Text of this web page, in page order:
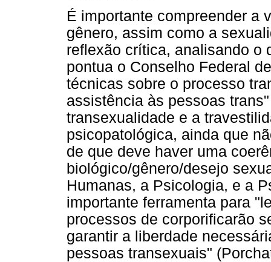
É importante compreender a
gênero, assim como a
reflexão crítica, analisando o
pontua o Conselho Federal
técnicas sobre o processo
assistência às pessoas
transexualidade e a
psicopatológica, ainda que
de que deve haver uma
biológico/gênero/desejo
Humanas, a Psicologia, e a
importante ferramenta para
processos de corporificarão
garantir a liberdade
pessoas transexuais"